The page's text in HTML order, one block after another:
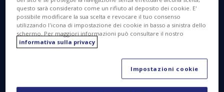
comprovata esperienza per rimanere sempre
credibili, affidabili, agili e incentrati sui clienti, in grado
di comprendere l'evoluzione delle esigenze
commerciali, introdurre nuove tecnologie,
accelerare le partnership con l'ecosistema spaziale,
in particolare le PMI e le startup, mettendosi
costantemente in discussione e soprattutto dando
prova di adattabilità.
questo sarà considerato come un rifiuto al deposito dei cookie. E'
possibile modificare la sua scelta e revocare il tuo consenso
utilizzando l'icona di impostazione dei cookie in basso a sinistra dello
schermo. Per maggiori informazioni può consultare il nostro
informativa sulla privacy
Impostazioni cookie